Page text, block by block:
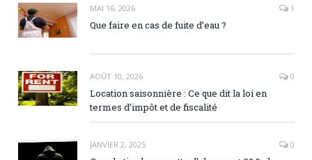
MAI 16, 2026 1
Que faire en cas de fuite d’eau ?
AOÛT 10, 2026 0
Location saisonnière : Ce que dit la loi en
termes d’impôt et de fiscalité
JANVIER 2, 2025 0